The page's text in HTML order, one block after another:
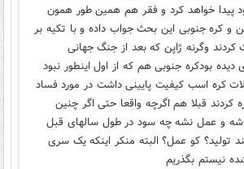
پیدا خواهد کرد و فقر هم همین طور همون
و کره جنوبی این بحث جواب داده و با تکیه بر
کردند وگرنه ژاپن که بعد از جنگ جهانی
دیده بودکره جنوبی هم که از اول اینطور نبود
کره اسب کیفیت پایینی داشت در مورد فساد
کردند قبلا هم اگرچه واقعا حتی اگر چنین
و عمل نشه چه سود در طول سالهای قبل
تولید؟ کو عمل؟ البته منکر اینکه یک سری
نیستم بگذریم